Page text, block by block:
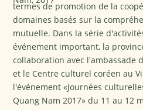
termes de promotion de la
domaines basés sur la
mutuelle. Dans la série
événement important, la
collaboration avec l'ambassade
et le Centre culturel coréen au
l'événement «Journées
Quang Nam 2017» du 11 au 12